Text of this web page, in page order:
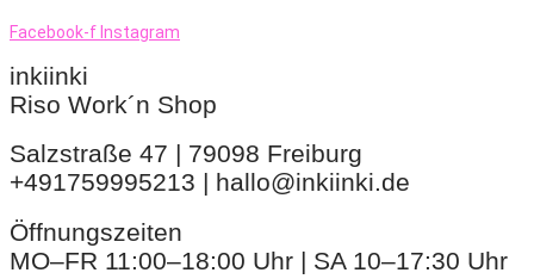
Facebook-fInstagram
inkiinki
Riso Work´n Shop
Salzstraße 47 | 79098 Freiburg
+491759995213 | hallo@inkiinki.de
Öffnungszeiten
MO–FR 11:00–18:00 Uhr | SA 10–17:30 Uhr